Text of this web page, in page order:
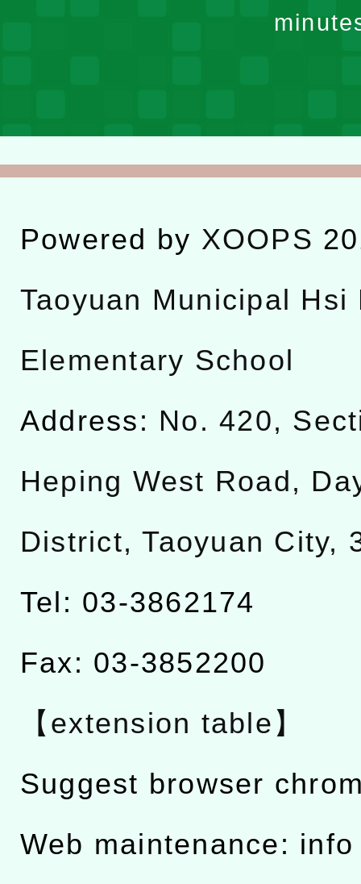
Powered by XOOPS
Taoyuan Municipal Hsi
Elementary School
Address: No. 420,
Heping West Road,
District, Taoyuan City,
Tel: 03-3862174
Fax: 03-3852200
【extension table】
Suggest browser
Web maintenance: